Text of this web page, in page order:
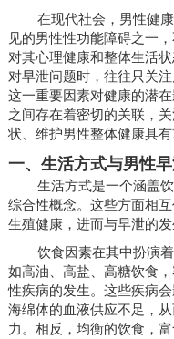
在现代社会，男性健
见的男性性功能障碍之一
对其心理健康和整体生活
对早泄问题时，往往只关
这一重要因素对健康的潜
之间存在着密切的关联，
状、维护男性整体健康具有
一、生活方式与男性
生活方式是一个涵盖
综合性概念。这些方面相
生殖健康，进而与早泄的发
饮食因素在其中扮演
如高油、高盐、高糖饮食
性疾病的发生。这些疾病
海绵体的血液供应不足，
力。相反，均衡的饮食，